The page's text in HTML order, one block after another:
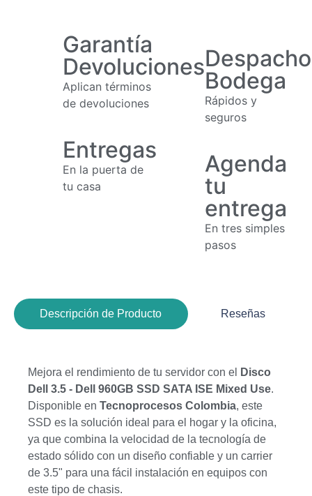
Garantía
Devoluciones
Aplican términos
de devoluciones
Bodega
Rápidos y
seguros
Entregas
En la puerta de
tu casa
Agenda
tu
entrega
En tres simples
pasos
Descripción de Producto Reseñas
Mejora el rendimiento de tu servidor con el
Disco
Dell 3.5 - Dell 960GB SSD SATA ISE Mixed Use.
Disponible en Tecnoprocesos Colombia, este
SSD es la solución ideal para el hogar y la oficina,
ya que combina la velocidad de la tecnología de
estado sólido con un diseño confiable y un carrier
de 3.5" para una fácil instalación en equipos con
este tipo de chasis.